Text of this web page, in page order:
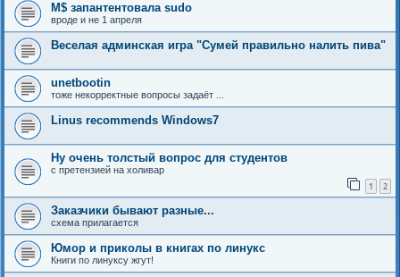
M$ запантентовала sudo
вроде и не 1 апреля
Веселая админская игра "Сумей правильно налить пива"
unetbootin
тоже некорректные вопросы задаёт ...
Linus recommends Windows7
Ну очень толстый вопрос для студентов
с претензией на холивар
1 2
Заказчики бывают разные...
схема прилагается
Юмор и приколы в книгах по линукс
Книги по линуксу жгут!